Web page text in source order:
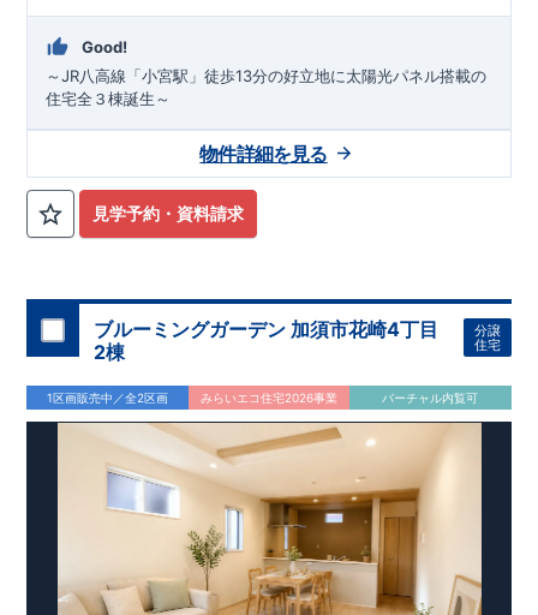
Good!
～JR八高線「小宮駅」徒歩13分の好立地に太陽光パネル搭載の
住宅全３棟誕生～
見学予約・資料請求
物件詳細を見る
ブルーミングガーデン 加須市花崎4丁目
2棟
分譲
住宅
1区画販売中／全2区画 みらいエコ住宅2026事業 バーチャル内覧可